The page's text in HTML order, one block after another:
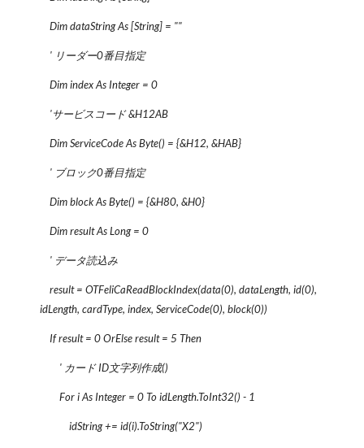
Dim dataString As [String] = ""
' リーダー0番目指定
Dim index As Integer = 0
'サービスコード &H12AB
Dim ServiceCode As Byte() = {&H12, &HAB}
' ブロック0番目指定
Dim block As Byte() = {&H80, &H0}
Dim result As Long = 0
' データ読込み
result = OTFeliCaReadBlockIndex(data(0), dataLength, id(0),
idLength, cardType, index, ServiceCode(0), block(0))
If result = 0 OrElse result = 5 Then
' カード ID文字列作成()
For i As Integer = 0 To idLength.ToInt32() - 1
idString += id(i).ToString("X2")